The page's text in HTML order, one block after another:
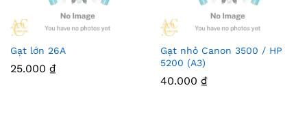
Gạt lớn 26A
25.000 ₫
Gạt nhỏ Canon 3500 / HP
5200 (A3)
40.000 ₫